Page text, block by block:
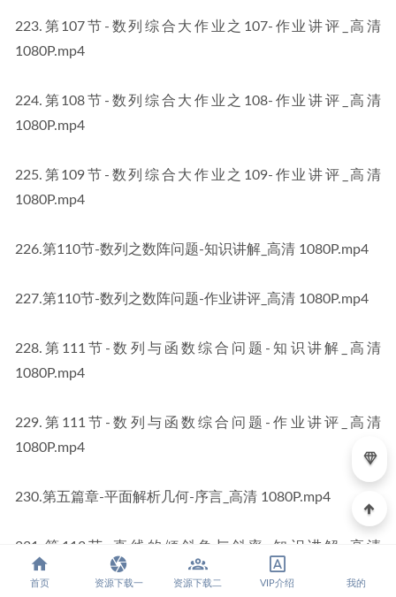
223.第107节-数列综合大作业之107-作业讲评_高清
1080P.mp4
224.第108节-数列综合大作业之108-作业讲评_高清
1080P.mp4
225.第109节-数列综合大作业之109-作业讲评_高清
1080P.mp4
226.第110节-数列之数阵问题-知识讲解_高清 1080P.mp4
227.第110节-数列之数阵问题-作业讲评_高清 1080P.mp4
228.第111节-数列与函数综合问题-知识讲解_高清
1080P.mp4
229.第111节-数列与函数综合问题-作业讲评_高清
1080P.mp4
230.第五篇章-平面解析几何-序言_高清 1080P.mp4
231.第113节-直线的倾斜角与斜率-知识讲解_高清
1080P.mp4
首页 资源下载一 资源下载二 VIP介绍 我的